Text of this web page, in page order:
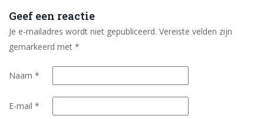
Geef een reactie
Je e-mailadres wordt niet gepubliceerd. Vereiste velden zijn
gemarkeerd met *
Naam *
E-mail *